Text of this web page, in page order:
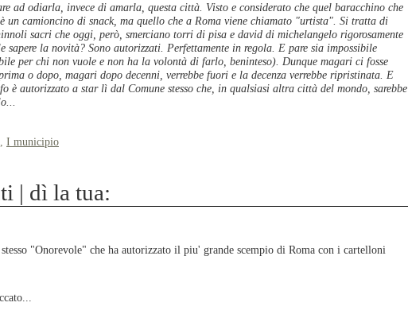
ad odiarla, invece di amarla, questa città. Visto e considerato che quel baracchino che
un camioncino di snack, ma quello che a Roma viene chiamato "urtista". Si tratta di
sacri che oggi, però, smerciano torri di pisa e david di michelangelo rigorosamente
sapere la novità? Sono autorizzati. Perfettamente in regola. E pare sia impossibile
per chi non vuole e non ha la volontà di farlo, beninteso). Dunque magari ci fosse
o dopo, magari dopo decenni, verrebbe fuori e la decenza verrebbe ripristinata. E
è autorizzato a star lì dal Comune stesso che, in qualsiasi altra città del mondo, sarebbe
, I municipio
| dì la tua:
"Onorevole" che ha autorizzato il piu' grande scempio di Roma con i cartelloni